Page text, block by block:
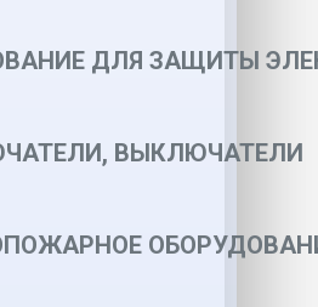
ДЛЯ ЗАЩИТЫ
ВЫКЛЮЧАТЕЛИ